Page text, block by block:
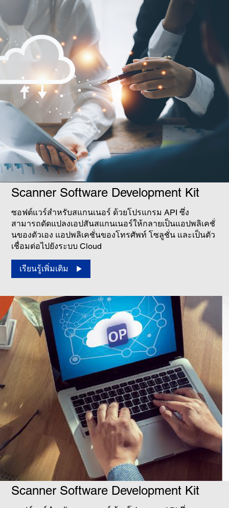
Scanner Software Development Kit
ซอฟต์แวร์สำหรับสแกนเนอร์ ด้วยโปรแกรม API ซึ่ง
สามารถดัดแปลงเอปสันสแกนเนอร์ให้กลายเป็นแอปพลิเคชั่
นของตัวเอง แอปพลิเคชั่นของโทรศัพท์ โซลูชั่น และเป็นตัว
เชื่อมต่อไปยังระบบ Cloud
เรียนรู้เพิ่มเติม
Scanner Software Development Kit